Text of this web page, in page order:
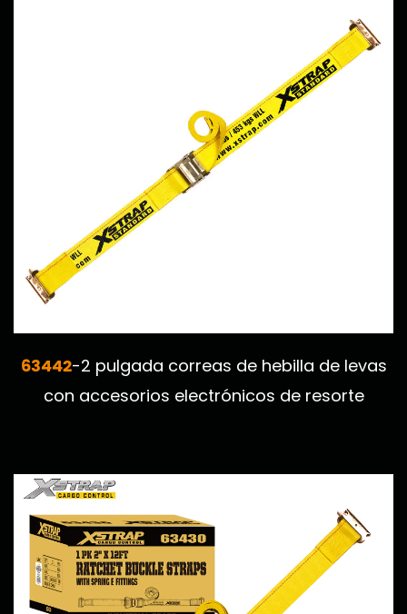
63442-2 pulgada correas de hebilla de levas
con accesorios electrónicos de resorte